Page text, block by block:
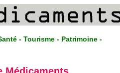
- Tourisme - Patrimoine -